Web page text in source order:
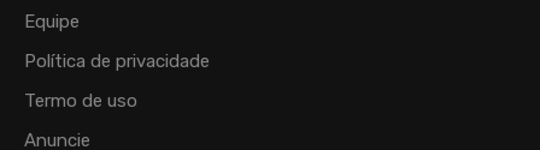
Equipe
Política de privacidade
Termo de uso
Anuncie